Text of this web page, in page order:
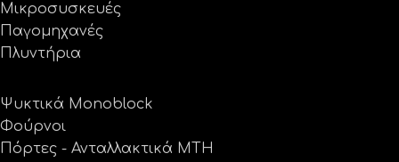
Μικροσυσκευές
Παγομηχανές
Πλυντήρια
Ψυκτικά Monoblock
Φούρνοι
Πόρτες - Ανταλλακτικά MTH